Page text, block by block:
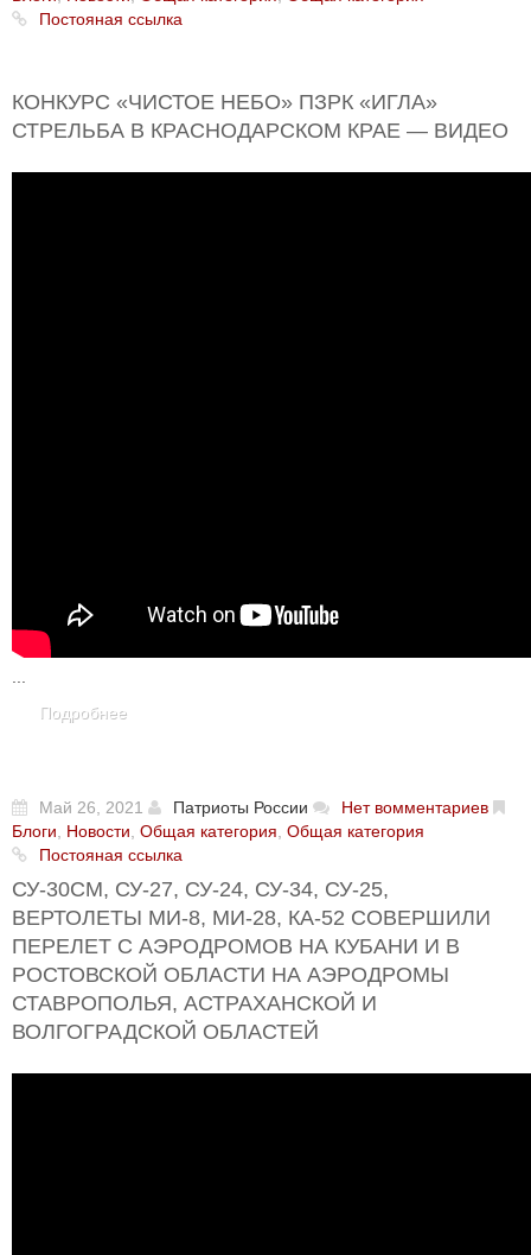
Постояная ссылка
КОНКУРС «ЧИСТОЕ НЕБО» ПЗРК «ИГЛА»
СТРЕЛЬБА В КРАСНОДАРСКОМ КРАЕ — ВИДЕО
...
Подробнее
Май 26, 2021 Патриоты России
Нет вомментариев
Блоги, Новости, Общая категория, Общая категория
Постояная ссылка
СУ-30СМ, СУ-27, СУ-24, СУ-34, СУ-25,
ВЕРТОЛЕТЫ МИ-8, МИ-28, КА-52 СОВЕРШИЛИ
ПЕРЕЛЕТ С АЭРОДРОМОВ НА КУБАНИ И В
РОСТОВСКОЙ ОБЛАСТИ НА АЭРОДРОМЫ
СТАВРОПОЛЬЯ, АСТРАХАНСКОЙ И
ВОЛГОГРАДСКОЙ ОБЛАСТЕЙ